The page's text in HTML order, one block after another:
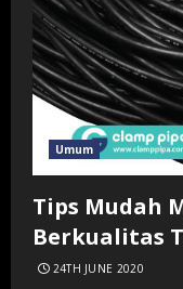
Umum
Tips Mudah
Berkualitas
24TH JUNE 2020